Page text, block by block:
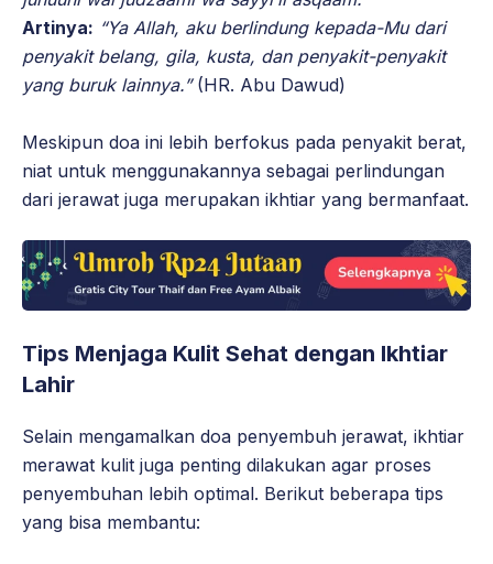
Artinya: “Ya Allah, aku berlindung kepada-Mu dari
penyakit belang, gila, kusta, dan penyakit-penyakit
yang buruk lainnya.”(HR. Abu Dawud)
Meskipun doa ini lebih berfokus pada penyakit berat,
niat untuk menggunakannya sebagai perlindungan
dari jerawat juga merupakan ikhtiar yang bermanfaat.
Tips Menjaga Kulit Sehat dengan Ikhtiar
Lahir
Selain mengamalkan doa penyembuh jerawat, ikhtiar
merawat kulit juga penting dilakukan agar proses
penyembuhan lebih optimal. Berikut beberapa tips
yang bisa membantu: